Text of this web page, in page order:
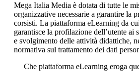
Mega Italia Media è dotata di tutte le
organizzative necessarie a garantire la
corsisti. La piattaforma eLearning da
garantisce la profilazione dell’utente ai
e svolgimento delle attività didattiche,
normativa sul trattamento dei dati
Che piattaforma eLearning eroga